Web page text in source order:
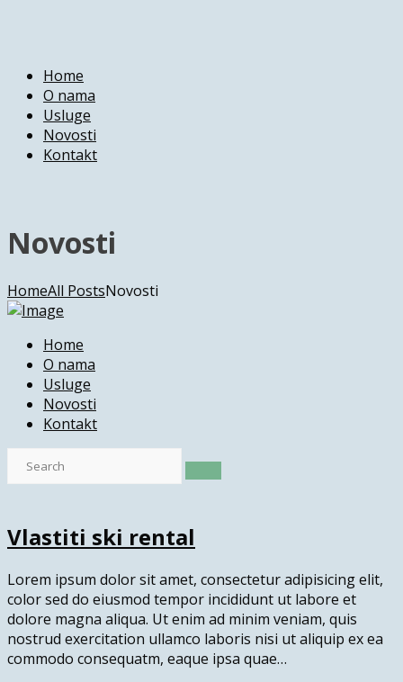
Home
O nama
Usluge
Novosti
Kontakt
Novosti
HomeAll PostsNovosti
Home
O nama
Usluge
Novosti
Kontakt
Vlastiti ski rental
Lorem ipsum dolor sit amet, consectetur adipisicing elit,
color sed do eiusmod tempor incididunt ut labore et
dolore magna aliqua. Ut enim ad minim veniam, quis
nostrud exercitation ullamco laboris nisi ut aliquip ex ea
commodo consequatm, eaque ipsa quae…